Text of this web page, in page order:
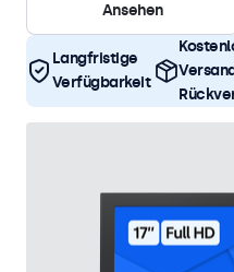
Ansehen
Langfristige
Verfügbarkeit